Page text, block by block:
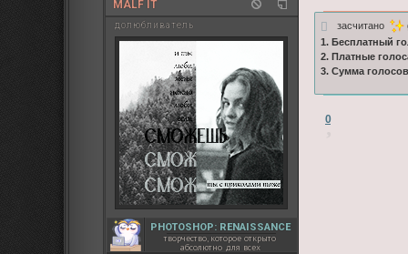
MALF IT
долюбливатель
PHOTOSHOP: RENAISSANCE
творчество, которое открыто
абсолютно для всех
засчитано
1. Бесплатный
2. Платные
3. Сумма
0